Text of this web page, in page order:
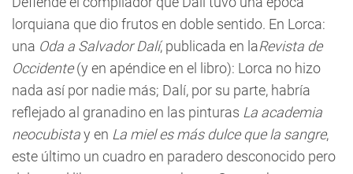
lorquiana que dio frutos en doble sentido. En Lorca:
una Oda a Salvador Dalí, publicada en laRevista de
Occidente(y en apéndice en el libro): Lorca no hizo
nada así por nadie más; Dalí, por su parte, habría
reflejado al granadino en las pinturas La academia
neocubistay en La miel es más dulce que la sangre,
este último un cuadro en paradero desconocido pero